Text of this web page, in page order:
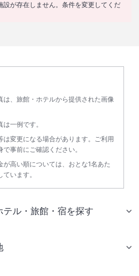
設が存在しません。条件を変更してくだ
は、旅館・ホテルから提供された画像
一例です。
は変更になる場合があります。ご利用
事前にご確認ください。
が高い順については、おとな1名あた
います。
ル・旅館・宿を探す